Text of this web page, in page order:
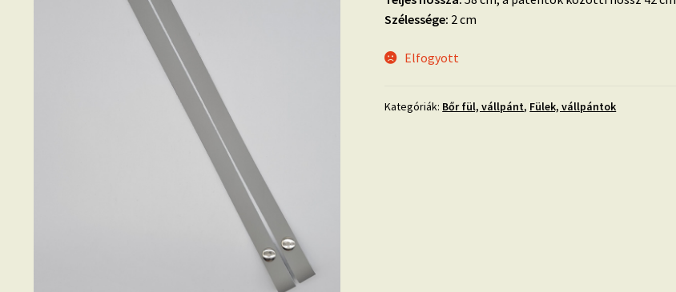
Szélessége: 2 cm
Elfogyott
Kategóriák: Bőr fül, vállpánt, Fülek, vállpántok